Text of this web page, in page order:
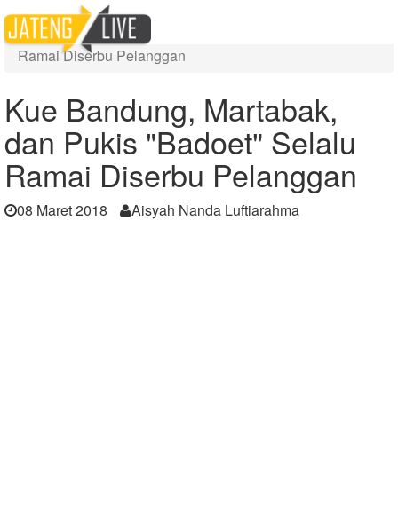
Home
Berita
Kue Bandung, Martabak, dan Pukis "Badoet" Selalu
Ramai Diserbu Pelanggan
Kue Bandung, Martabak,
dan Pukis "Badoet" Selalu
Ramai Diserbu Pelanggan
08 Maret 2018 Aisyah Nanda Luftiarahma